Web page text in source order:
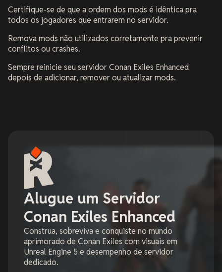
Certifique-se de que a ordem dos mods é idêntica pra
todos os jogadores que entrarem no servidor.
Remova mods não utilizados corretamente pra prevenir
conflitos ou crashes.
Sempre reinicie seu servidor Conan Exiles Enhanced
depois de adicionar, remover ou atualizar mods.
Alugue um Servidor
Conan Exiles Enhanced
Construa, sobreviva e conquiste no mundo
aprimorado de Conan Exiles com visuais em
Unreal Engine 5 e desempenho de servidor
dedicado.